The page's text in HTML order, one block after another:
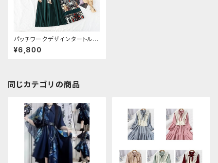
パッチワークデザインタートルネ
ックヴィンテージニットワンピー
ス
¥6,800
同じカテゴリの商品